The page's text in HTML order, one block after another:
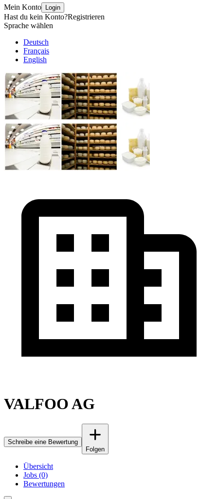
Mein Konto Login
Hast du kein Konto?Registrieren
Sprache wählen
Deutsch
Français
English
VALFOO AG
Schreibe eine Bewertung
Folgen
Übersicht
Jobs (0)
Bewertungen